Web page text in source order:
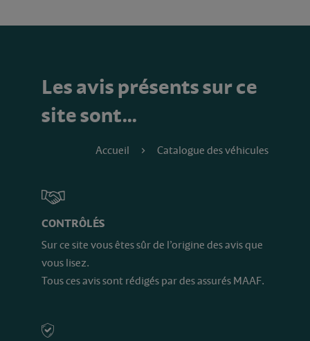
Les avis présents sur ce
site sont…
Accueil Catalogue des véhicules
CONTRÔLÉS
Sur ce site vous êtes sûr de l’origine des avis que
vous lisez.
Tous ces avis sont rédigés par des assurés MAAF.